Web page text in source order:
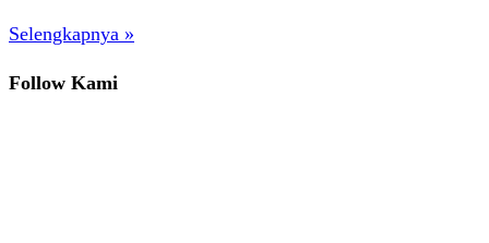
Selengkapnya »
Follow Kami